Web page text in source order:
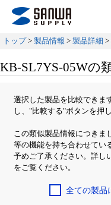
トップ > 製品情報 > 製品詳細 >
KB-SL7YS-05Wの
選択した製品を比較できま
し、"比較する"ボタンを押
この類似製品情報につきま
等の機能を持ち合わせてい
予めご了承ください。詳し
をご覧ください。
全ての製品